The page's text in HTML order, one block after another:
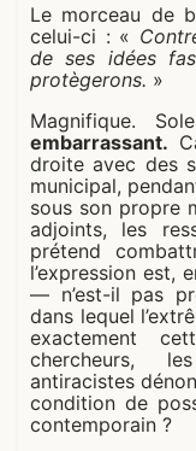
Le morceau de
celui-ci : «
de ses idées
protègerons. »
Magnifique.
embarrassant.
droite avec des
municipal,
sous son propre
adjoints, les
prétend
l’expression est,
— n’est-il pas
dans lequel
exactement
chercheurs,
antiracistes
condition de
contemporain ?